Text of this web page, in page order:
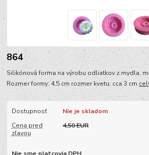
864
Silikónová forma na výrobu odliatkov z mydla,
Rozmer formy: 4,5 cm rozmer kvetu: cca 3 cm
Dostupnosť
Nie je skladom
Cena pred
zľavou
4,50 EUR